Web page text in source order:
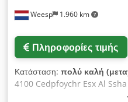
Weesp 1.960 km
Πληροφορίες τιμής
Κατάσταση: πολύ καλή
4100 Cedpfoychr Esx Al Ssha
OHCF FIM Μονάδα δίπλωσης